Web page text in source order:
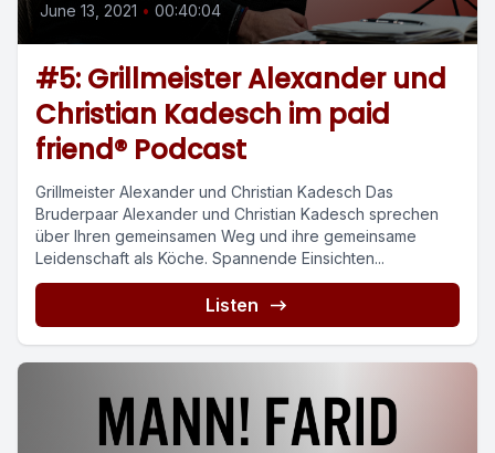
June 13, 2021 • 00:40:04
#5: Grillmeister Alexander und
Christian Kadesch im paid
friend® Podcast
Grillmeister Alexander und Christian Kadesch Das
Bruderpaar Alexander und Christian Kadesch sprechen
über Ihren gemeinsamen Weg und ihre gemeinsame
Leidenschaft als Köche. Spannende Einsichten...
Listen